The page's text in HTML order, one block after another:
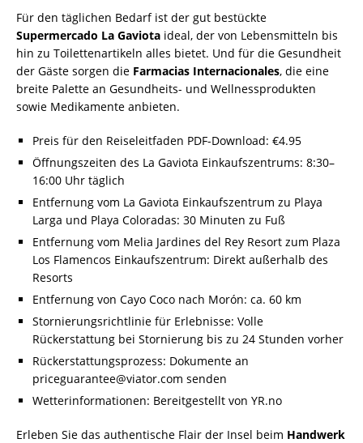
Für den täglichen Bedarf ist der gut bestückte
Supermercado La Gaviota ideal, der von Lebensmitteln bis
hin zu Toilettenartikeln alles bietet. Und für die Gesundheit
der Gäste sorgen die Farmacias Internacionales, die eine
breite Palette an Gesundheits- und Wellnessprodukten
sowie Medikamente anbieten.
Preis für den Reiseleitfaden PDF-Download: €4.95
Öffnungszeiten des La Gaviota Einkaufszentrums: 8:30–
16:00 Uhr täglich
Entfernung vom La Gaviota Einkaufszentrum zu Playa
Larga und Playa Coloradas: 30 Minuten zu Fuß
Entfernung vom Melia Jardines del Rey Resort zum Plaza
Los Flamencos Einkaufszentrum: Direkt außerhalb des
Resorts
Entfernung von Cayo Coco nach Morón: ca. 60 km
Stornierungsrichtlinie für Erlebnisse: Volle
Rückerstattung bei Stornierung bis zu 24 Stunden vorher
Rückerstattungsprozess: Dokumente an
priceguarantee@viator.com senden
Wetterinformationen: Bereitgestellt von YR.no
Erleben Sie das authentische Flair der Insel beim Handwerk